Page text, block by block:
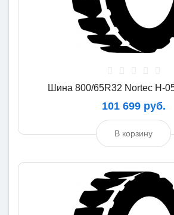
Шина 800/65R32 Nortec H-
101 699 руб.
В корзину